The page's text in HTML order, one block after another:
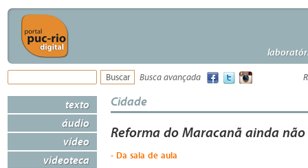
Busca avançada
texto
áudio
vídeo
videoteca
Cidade
Reforma do Maracanã ainda
- Da sala de aula